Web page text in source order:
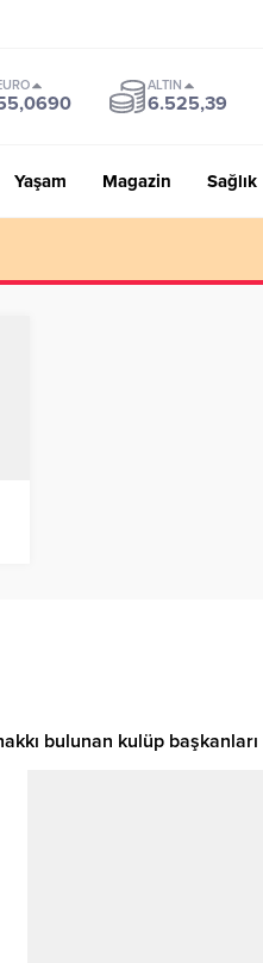
ALTIN
6.525,39
Yaşam Magazin Sağlık
bulunan kulüp